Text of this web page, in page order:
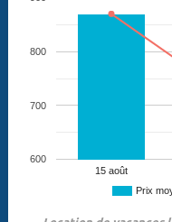
Prix
15 août
600
700
800